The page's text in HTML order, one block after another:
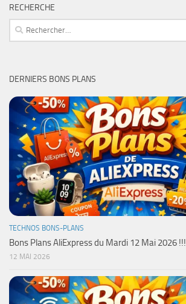
RECHERCHE
Rechercher :
DERNIERS BONS PLANS
TECHNOS BONS-PLANS
Bons Plans AliExpress du Mardi 12 Mai 2026 !!!
12 MAI 2026